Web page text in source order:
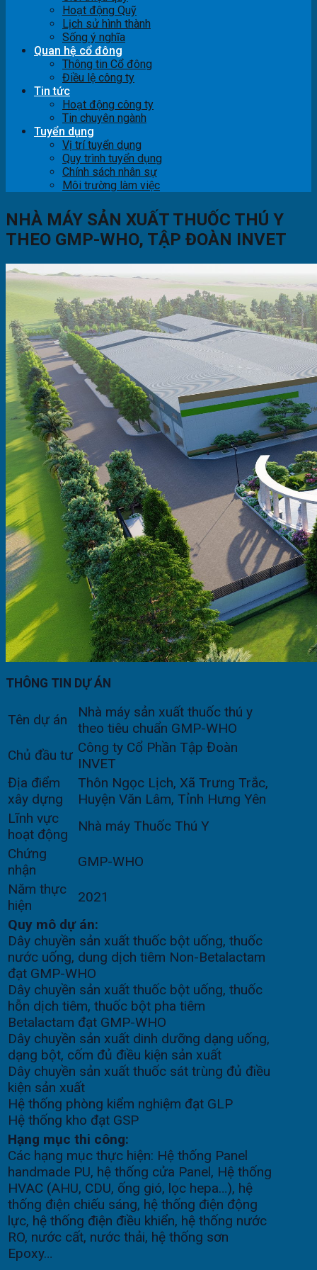
Hoạt động Quỹ
Lịch sử hình thành
Sống ý nghĩa
Quan hệ cổ đông
Thông tin Cổ đông
Điều lệ công ty
Tin tức
Hoạt động công ty
Tin chuyên ngành
Tuyển dụng
Vị trí tuyển dụng
Quy trình tuyển dụng
Chính sách nhân sự
Môi trường làm việc
NHÀ MÁY SẢN XUẤT THUỐC THÚ Y
THEO GMP-WHO, TẬP ĐOÀN INVET
THÔNG TIN DỰ ÁN
Tên dự án
Nhà máy sản xuất thuốc thú y
theo tiêu chuẩn GMP-WHO
Chủ đầu tư Công ty Cổ Phần Tập Đoàn
INVET
Địa điểm
xây dựng
Thôn Ngọc Lịch, Xã Trưng Trắc,
Huyện Văn Lâm, Tỉnh Hưng Yên
Lĩnh vực
hoạt động
Nhà máy Thuốc Thú Y
Chứng
nhận
GMP-WHO
Năm thực
hiện
2021
Quy mô dự án:
Dây chuyền sản xuất thuốc bột uống, thuốc
nước uống, dung dịch tiêm Non-Betalactam
đạt GMP-WHO
Dây chuyền sản xuất thuốc bột uống, thuốc
hỗn dịch tiêm, thuốc bột pha tiêm
Betalactam đạt GMP-WHO
Dây chuyền sản xuất dinh dưỡng dạng uống,
dạng bột, cốm đủ điều kiện sản xuất
Dây chuyền sản xuất thuốc sát trùng đủ điều
kiện sản xuất
Hệ thống phòng kiểm nghiệm đạt GLP
Hệ thống kho đạt GSP
Hạng mục thi công:
Các hạng mục thực hiện: Hệ thống Panel
handmade PU, hệ thống cửa Panel, Hệ thống
HVAC (AHU, CDU, ống gió, lọc hepa…), hệ
thống điện chiếu sáng, hệ thống điện động
lực, hệ thống điện điều khiển, hệ thống nước
RO, nước cất, nước thải, hệ thống sơn
Epoxy…